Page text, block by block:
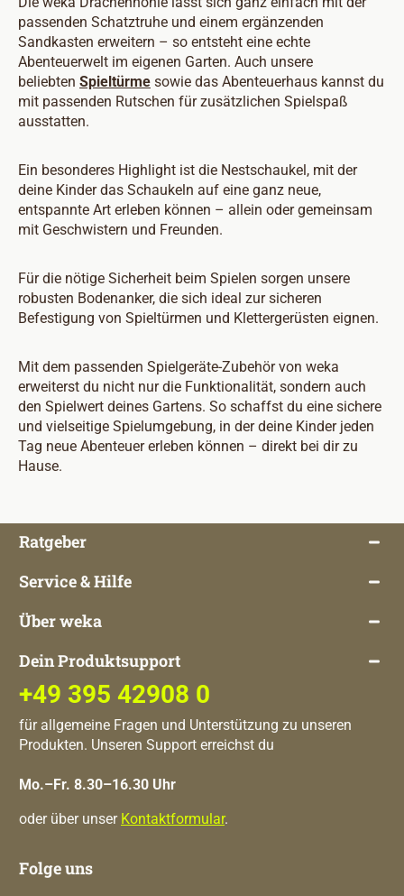
passenden Schatztruhe und einem ergänzenden
Sandkasten erweitern – so entsteht eine echte
Abenteuerwelt im eigenen Garten. Auch unsere
beliebten Spieltürme sowie das Abenteuerhaus kannst du
mit passenden Rutschen für zusätzlichen Spielspaß
ausstatten.
Ein besonderes Highlight ist die Nestschaukel, mit der
deine Kinder das Schaukeln auf eine ganz neue,
entspannte Art erleben können – allein oder gemeinsam
mit Geschwistern und Freunden.
Für die nötige Sicherheit beim Spielen sorgen unsere
robusten Bodenanker, die sich ideal zur sicheren
Befestigung von Spieltürmen und Klettergerüsten eignen.
Mit dem passenden Spielgeräte-Zubehör von weka
erweiterst du nicht nur die Funktionalität, sondern auch
den Spielwert deines Gartens. So schaffst du eine sichere
und vielseitige Spielumgebung, in der deine Kinder jeden
Tag neue Abenteuer erleben können – direkt bei dir zu
Hause.
Ratgeber
Service & Hilfe
Über weka
Dein Produktsupport
+49 395 42908 0
für allgemeine Fragen und Unterstützung zu unseren
Produkten. Unseren Support erreichst du
Mo.–Fr. 8.30–16.30 Uhr
oder über unser Kontaktformular.
Folge uns